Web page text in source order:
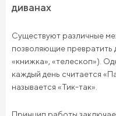
диванах
Существуют различные
позволяющие превратить
«книжка», «телескоп»).
каждый день считается
называется «Тик-так».
Принцип работы